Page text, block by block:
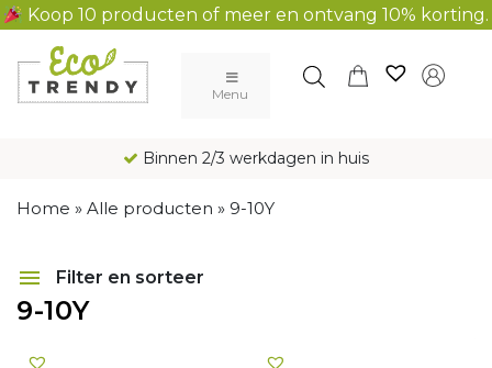
Koop 10 producten of meer en ontvang 10% korting.
Main Navigation
Menu
Binnen 2/3 werkdagen in huis
Home » Alle producten » 9-10Y
Filter en sorteer
9-10Y